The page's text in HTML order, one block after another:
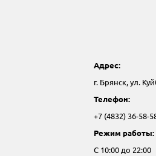
Адрес:
г. Брянск, ул.
Телефон:
+7 (4832) 36-58-
Режим работы:
С 10:00 до 22:00